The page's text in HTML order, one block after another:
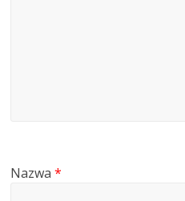
Nazwa*